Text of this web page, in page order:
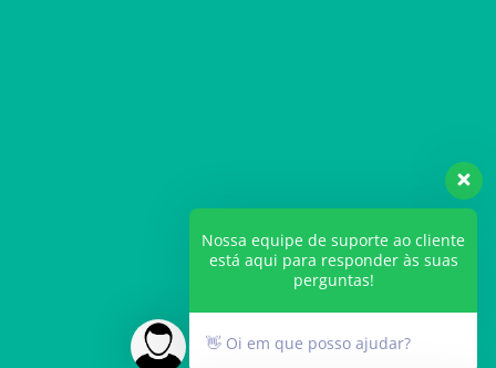
Nossa equipe de suporte ao cliente
está aqui para responder às suas
perguntas!
👋 Oi em que posso ajudar?